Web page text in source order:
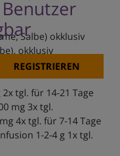
REGISTRIEREN
Salbe) okklusiv
okklusiv
tgl. für 14-21 Tage
mg 3x tgl.
4x tgl. für 7-14 Tage
1-2-4 g 1x tgl.